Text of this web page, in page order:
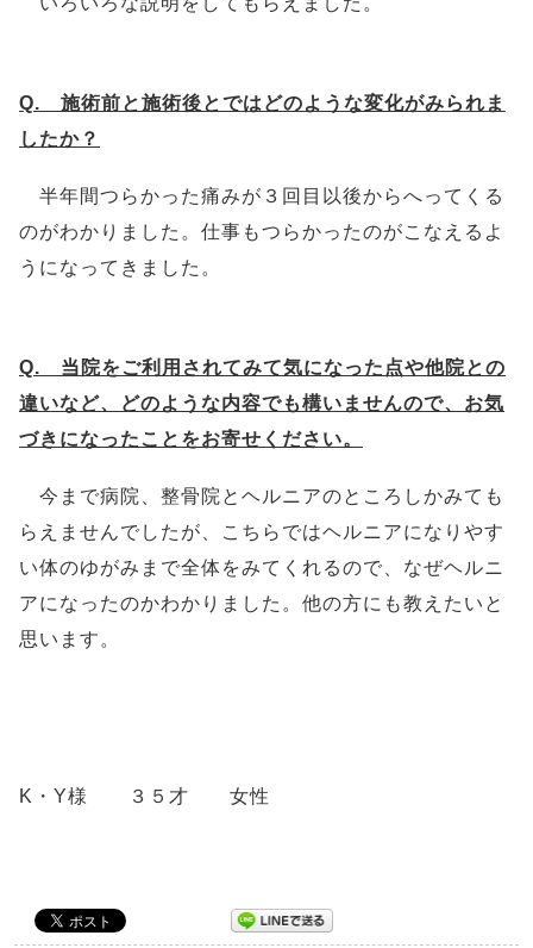
Q. 施術前と施術後とではどのような変化がみられま
したか？
半年間つらかった痛みが３回目以後からへってくる
のがわかりました。仕事もつらかったのがこなえるよ
うになってきました。
Q. 当院をご利用されてみて気になった点や他院との
違いなど、どのような内容でも構いませんので、お気
づきになったことをお寄せください。
今まで病院、整骨院とヘルニアのところしかみても
らえませんでしたが、こちらではヘルニアになりやす
い体のゆがみまで全体をみてくれるので、なぜヘルニ
アになったのかわかりました。他の方にも教えたいと
思います。
K・Y様 ３５才 女性